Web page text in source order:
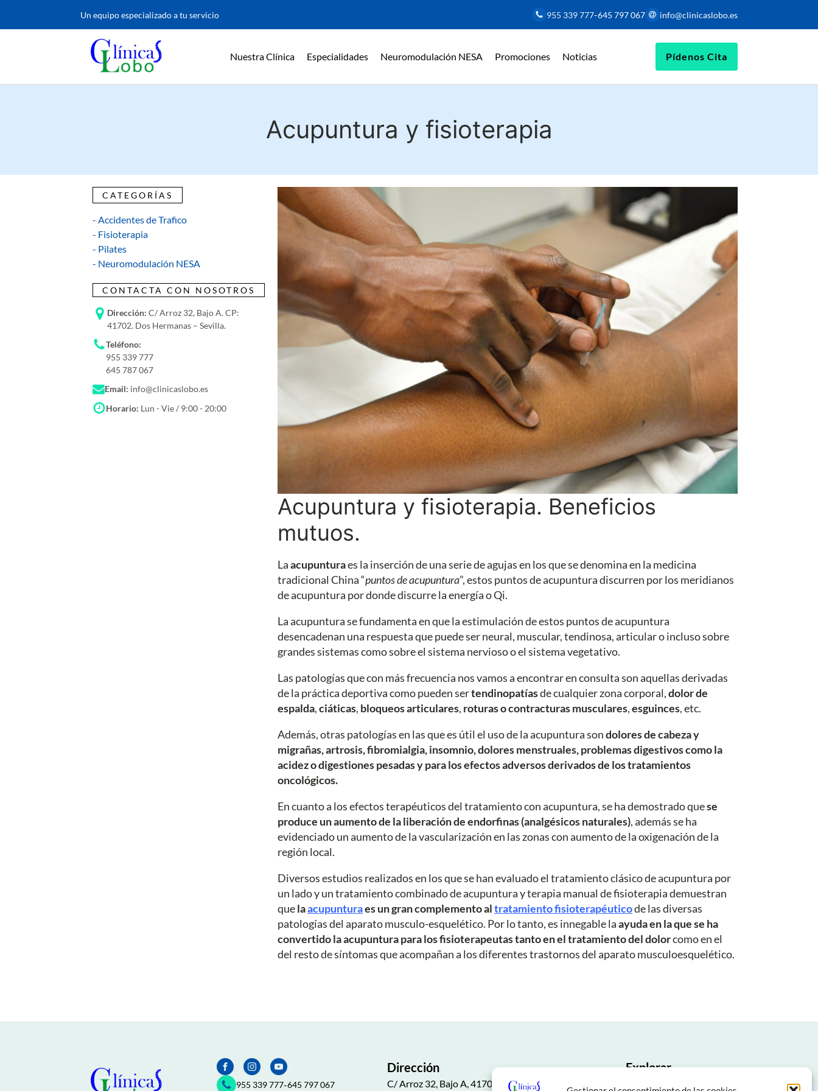
Un equipo especializado a tu servicio 955 339 777-645 797 067 info@clinicaslobo.es
Nuestra Clínica Especialidades Neuromodulación NESA Promociones Noticias Pídenos Cita
Acupuntura y fisioterapia
CATEGORÍAS
- Accidentes de Trafico
- Fisioterapia
- Pilates
- Neuromodulación NESA
CONTACTA CON NOSOTROS
Dirección: C/ Arroz 32, Bajo A. CP:
41702. Dos Hermanas – Sevilla.
Teléfono:
955 339 777
645 787 067
Email: info@clinicaslobo.es
Horario: Lun - Vie / 9:00 - 20:00
Acupuntura y fisioterapia. Beneficios
mutuos.
Laacupunturaes la inserción de una serie de agujas en los que se denomina en la medicina
tradicional China “puntos de acupuntura”, estos puntos de acupuntura discurren por los meridianos
de acupuntura por donde discurre la energía o Qi.
La acupuntura se fundamenta en que la estimulación de estos puntos de acupuntura
desencadenan una respuesta que puede ser neural, muscular, tendinosa, articular o incluso sobre
grandes sistemas como sobre el sistema nervioso o el sistema vegetativo.
Las patologías que con más frecuencia nos vamos a encontrar en consulta son aquellas derivadas
de la práctica deportiva como pueden sertendinopatíasde cualquier zona corporal,dolor de
espalda,ciáticas, bloqueos articulares, roturas o contracturas musculares,esguinces, etc.
Además, otras patologías en las que es útil el uso de la acupuntura sondolores de cabeza y
migrañas, artrosis, fibromialgia, insomnio, dolores menstruales, problemas digestivos como la
acidez o digestiones pesadas y para los efectos adversos derivados de los tratamientos
oncológicos.
En cuanto a los efectos terapéuticos del tratamiento con acupuntura, se ha demostrado quese
produce un aumento de la liberación de endorfinas (analgésicos naturales), además se ha
evidenciado un aumento de la vascularización en las zonas con aumento de la oxigenación de la
región local.
Diversos estudios realizados en los que se han evaluado el tratamiento clásico de acupuntura por
un lado y un tratamiento combinado de acupuntura y terapia manual de fisioterapia demuestran
quelaacupunturaes un gran complemento altratamiento fisioterapéuticode las diversas
patologías del aparato musculo-esquelético. Por lo tanto, es innegable laayuda en la que se ha
convertido la acupuntura para los fisioterapeutas tanto en el tratamiento del dolorcomo en el
del resto de síntomas que acompañan a los diferentes trastornos del aparato musculoesquelético.
955 339 777-645 797 067
Dirección
C/ Arroz 32, Bajo A, 41702. Dos Hermanas (Sevilla)
Explorar